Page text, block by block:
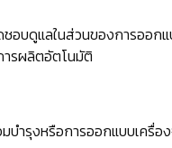
อบดูแลในส่วนของการออก
ารผลิตอัตโนมัติ
บำรุงหรือการออกแบบเครื่อ